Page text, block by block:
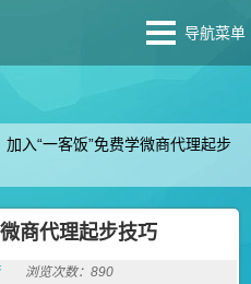
导航菜单
“一客饭”免费学微商代理起步
商代理起步技巧
浏览次数：890